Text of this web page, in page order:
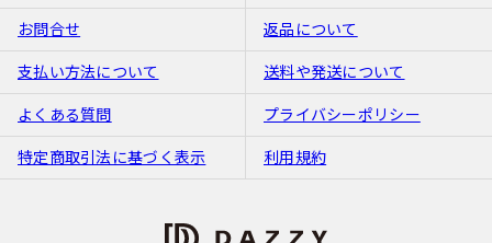
お問合せ 返品について
支払い方法について 送料や発送について
よくある質問 プライバシーポリシー
特定商取引法に基づく表示 利用規約